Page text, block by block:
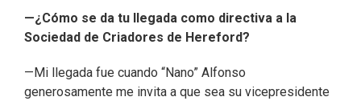
—¿Cómo se da tu llegada como directiva a la
Sociedad de Criadores de Hereford?
—Mi llegada fue cuando “Nano” Alfonso
generosamente me invita a que sea su vicepresidente